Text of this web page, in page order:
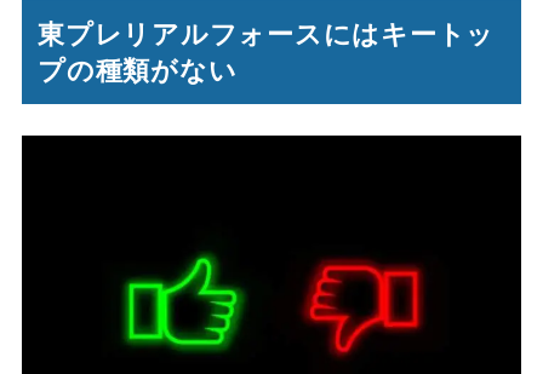
東プレリアルフォースにはキートッ
プの種類がない